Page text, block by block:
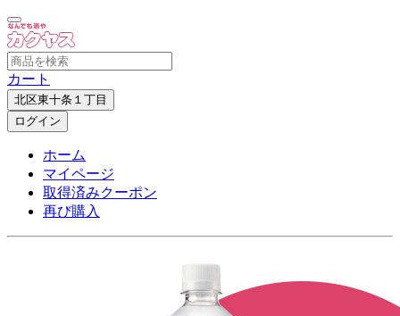
カート
北区東十条１丁目
ログイン
ホーム
マイページ
取得済みクーポン
再び購入